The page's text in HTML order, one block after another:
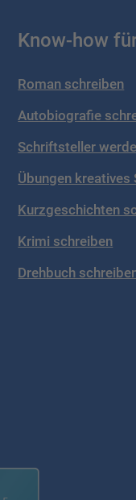
Know-how
Roman schreiben
Autobiografie
Schriftsteller
Übungen kreatives
Kurzgeschichten
Krimi schreiben
Drehbuch